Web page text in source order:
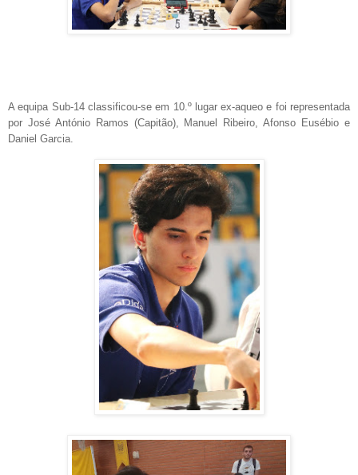
A equipa Sub-14 classificou-se em 10.º lugar ex-aqueo e foi representada
por José António Ramos (Capitão), Manuel Ribeiro, Afonso Eusébio e
Daniel Garcia.